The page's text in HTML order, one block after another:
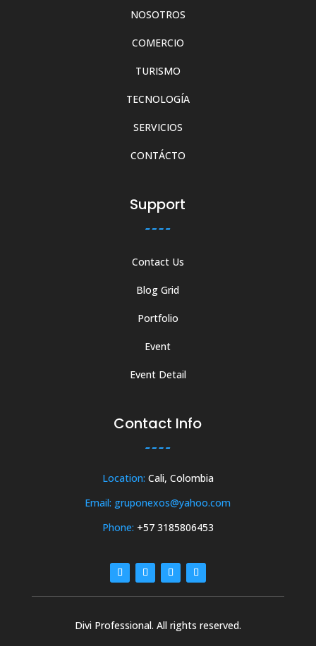
NOSOTROS
COMERCIO
TURISMO
TECNOLOGÍA
SERVICIOS
CONTÁCTO
Support
Contact Us
Blog Grid
Portfolio
Event
Event Detail
Contact Info
Location: Cali, Colombia
Email: gruponexos@yahoo.com
Phone: +57 3185806453
Divi Professional. All rights reserved.